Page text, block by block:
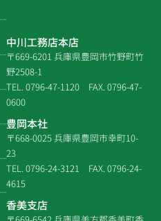
中川工務店本店
〒669-6201 兵庫県豊岡市竹野町竹
野2508-1
TEL. 0796-47-1120 FAX. 0796-47-
0600
豊岡本社
〒668-0025 兵庫県豊岡市幸町10-
23
TEL. 0796-24-3121 FAX. 0796-24-
4615
香美支店